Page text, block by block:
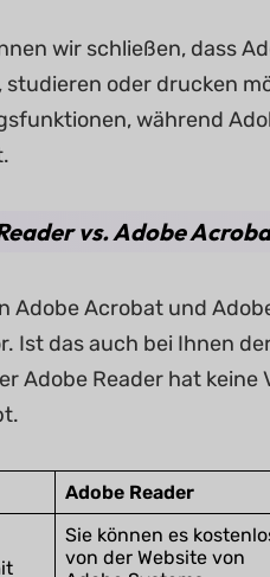
wir schließen, dass
studieren oder drucken
während
vs. Adobe
Adobe Acrobat und
Ist das auch bei Ihnen
Adobe Reader hat
Adobe Reader
Sie können es
von der Website von